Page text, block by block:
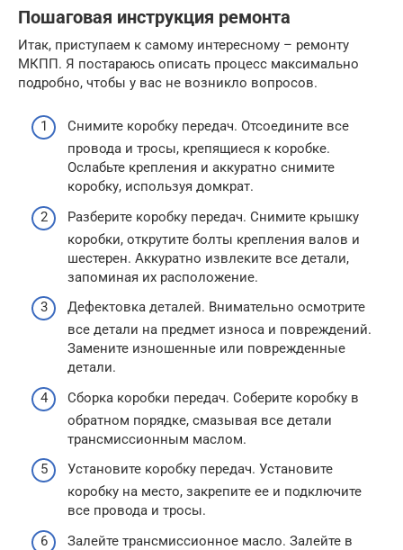
Пошаговая инструкция ремонта
Итак, приступаем к самому интересному – ремонту
МКПП. Я постараюсь описать процесс максимально
подробно, чтобы у вас не возникло вопросов.
Снимите коробку передач. Отсоедините все
провода и тросы, крепящиеся к коробке.
Ослабьте крепления и аккуратно снимите
коробку, используя домкрат.
Разберите коробку передач. Снимите крышку
коробки, открутите болты крепления валов и
шестерен. Аккуратно извлеките все детали,
запоминая их расположение.
Дефектовка деталей. Внимательно осмотрите
все детали на предмет износа и повреждений.
Замените изношенные или поврежденные
детали.
Сборка коробки передач. Соберите коробку в
обратном порядке, смазывая все детали
трансмиссионным маслом.
Установите коробку передач. Установите
коробку на место, закрепите ее и подключите
все провода и тросы.
Залейте трансмиссионное масло. Залейте в